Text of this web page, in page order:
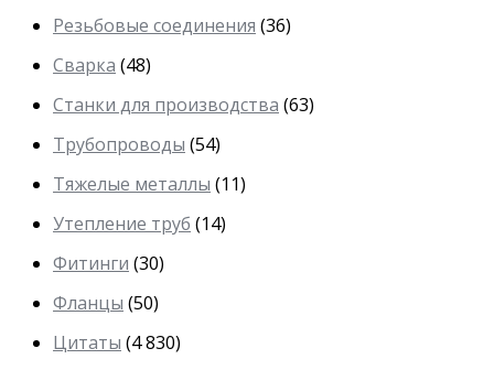
Резьбовые соединения (36)
Сварка (48)
Станки для производства (63)
Трубопроводы (54)
Тяжелые металлы (11)
Утепление труб (14)
Фитинги (30)
Фланцы (50)
Цитаты (4 830)